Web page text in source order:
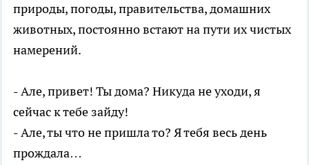
природы, погоды, правительства, домашних
животных, постоянно встают на пути их чистых
намерений.
- Але, привет! Ты дома? Никуда не уходи, я
сейчас к тебе зайду!
- Але, ты что не пришла то? Я тебя весь день
прождала…